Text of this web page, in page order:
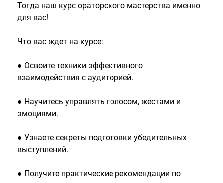
Тогда наш курс ораторского мастерства именно
для вас!
Что вас ждет на курсе:
● Освоите техники эффективного
взаимодействия с аудиторией.
● Научитесь управлять голосом, жестами и
эмоциями.
● Узнаете секреты подготовки убедительных
выступлений.
● Получите практические рекомендации по